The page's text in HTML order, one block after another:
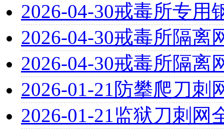
2026-04-30戒毒所专用
2026-04-30戒毒所隔离
2026-04-30戒毒所隔离
2026-01-21 防攀爬刀刺
2026-01-21监狱刀刺网